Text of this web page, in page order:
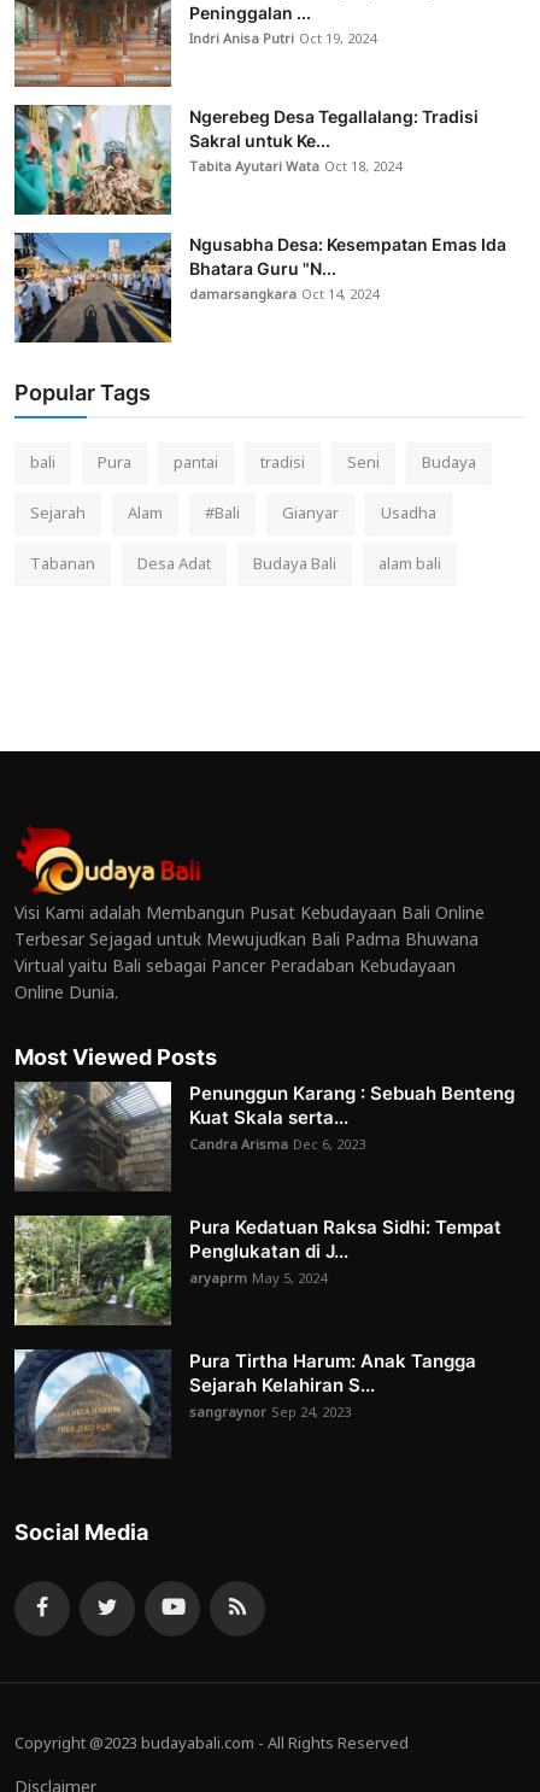
Peninggalan ...
Indri Anisa Putri Oct 19, 2024
Ngerebeg Desa Tegallalang: Tradisi
Sakral untuk Ke...
Tabita Ayutari Wata Oct 18, 2024
Ngusabha Desa: Kesempatan Emas Ida
Bhatara Guru "N...
damarsangkara Oct 14, 2024
Popular Tags
bali Pura pantai tradisi Seni
Budaya
Sejarah
Alam #Bali Gianyar
Usadha
Tabanan
Desa Adat Budaya Bali alam bali
Visi Kami adalah Membangun Pusat Kebudayaan Bali Online
Terbesar Sejagad untuk Mewujudkan Bali Padma Bhuwana
Virtual yaitu Bali sebagai Pancer Peradaban Kebudayaan
Online Dunia.
Most Viewed Posts
Penunggun Karang : Sebuah Benteng
Kuat Skala serta...
Candra Arisma Dec 6, 2023
Pura Kedatuan Raksa Sidhi: Tempat
Penglukatan di J...
aryaprm May 5, 2024
Pura Tirtha Harum: Anak Tangga
Sejarah Kelahiran S...
sangraynor Sep 24, 2023
Social Media
Copyright @2023 budayabali.com - All Rights Reserved